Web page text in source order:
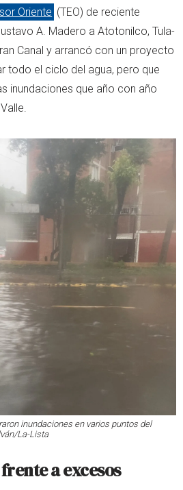
Oriente (TEO) de reciente
A. Madero a Atotonilco, Tula-
Canal y arrancó con un proyecto
todo el ciclo del agua, pero que
inundaciones que año con año
inundaciones en varios puntos del
La-Lista
a excesos